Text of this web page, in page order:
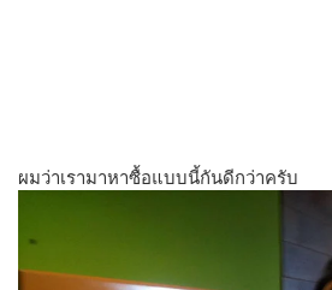
ผมว่าเรามาหาซื้อแบบนี้กันดีกว่าครับ